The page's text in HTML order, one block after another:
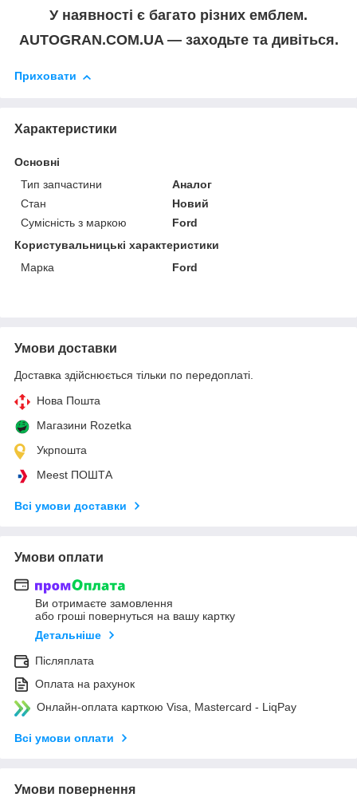
У наявності є багато різних емблем.
AUTOGRAN.COM.UA — заходьте та дивіться.
Приховати
Характеристики
Основні
Тип запчастини
Аналог
Стан
Новий
Сумісність з маркою
Ford
Користувальницькі характеристики
Марка
Ford
Умови доставки
Доставка здійснюється тільки по передоплаті.
Нова Пошта
Магазини Rozetka
Укрпошта
Meest ПОШТА
Всі умови доставки
Умови оплати
Ви отримаєте замовлення
або гроші повернуться на вашу картку
Детальніше
Післяплата
Оплата на рахунок
Онлайн-оплата карткою Visa, Mastercard - LiqPay
Всі умови оплати
Умови повернення